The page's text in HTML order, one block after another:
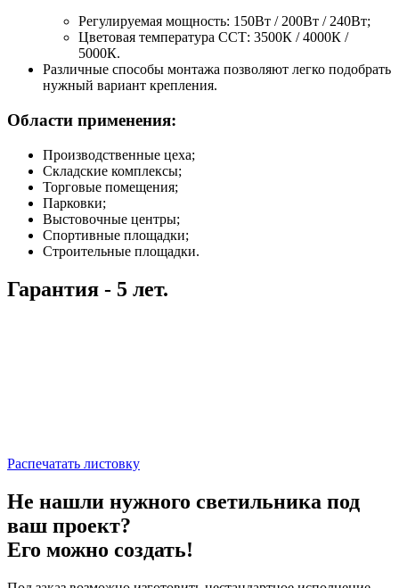
Регулируемая мощность: 150Вт / 200Вт / 240Вт;
Цветовая температура ССТ: 3500К / 4000К /
5000К.
Различные способы монтажа позволяют легко подобрать
нужный вариант крепления.
Области применения:
Производственные цеха;
Складские комплексы;
Торговые помещения;
Парковки;
Выстовочные центры;
Спортивные площадки;
Строительные площадки.
Гарантия - 5 лет.
Распечатать листовку
Не нашли нужного светильника под
ваш проект?
Его можно создать!